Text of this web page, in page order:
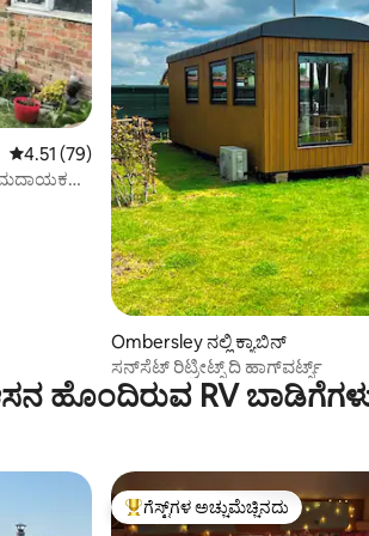
5 ರಲ್ಲಿ 4.51 ಸರಾಸರಿ ರೇಟಿಂಗ್, 79 ವಿಮರ್ಶೆಗಳು
4.51 (79)
Ombersley ನಲ್ಲಿ ಕ್ಯಾಬಿನ್
ಸನ್‌ಸೆಟ್ ರಿಟ್ರೀಟ್ಸ್ ದಿ ಹಾಗ್‌ವರ್ಟ್ಸ್
ಹೊಂದಿರುವ RV
ಗೆಸ್ಟ್‌ಗಳಿಗೆ ಅತಿ ಹೆಚ್ಚು ಅಚ್ಚುಮೆಚ್ಚಿನದು
ಗೆಸ್ಟ್‌ಗಳ ಅಚ್ಚುಮೆಚ್ಚಿನದು